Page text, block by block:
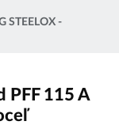
STEELOX -
PFF 115 A